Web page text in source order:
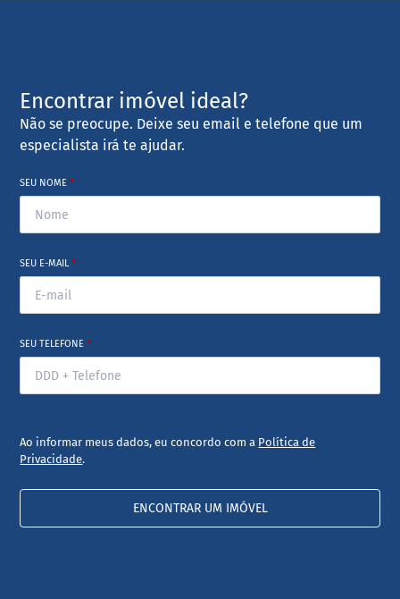
Encontrar imóvel ideal?
Não se preocupe. Deixe seu email e telefone que um
especialista irá te ajudar.
SEU NOME*
SEU E-MAIL*
SEU TELEFONE*
Ao informar meus dados, eu concordo com a Política de
Privacidade.
ENCONTRAR UM IMÓVEL